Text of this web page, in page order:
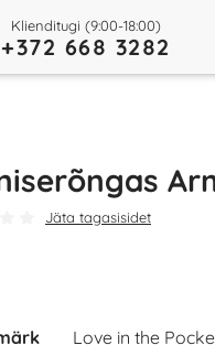
Klienditugi (9:00-18:00)
+372 668 3282
Jäta tagasisidet
Love in the